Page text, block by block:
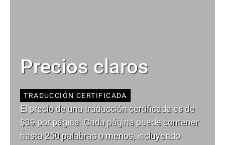
Precios claros
TRADUCCIÓN CERTIFICADA
El precio de una traducción certificada es de
$39 por página. Cada página puede contener
hasta 250 palabras o menos, incluyendo